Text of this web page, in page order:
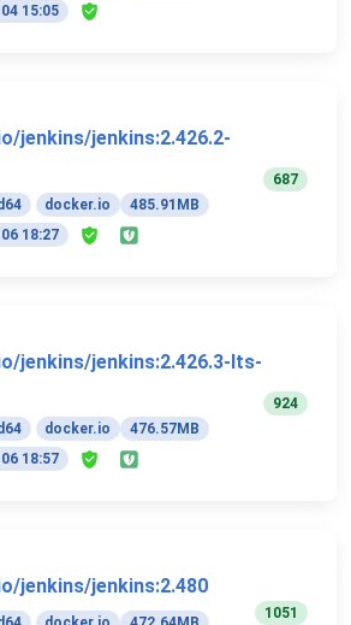
15:05
jenkins/jenkins:2.426.2-
docker.io
485.91MB
18:27
687
jenkins/jenkins:2.426.3-lts-
docker.io
476.57MB
18:57
924
jenkins/jenkins:2.480
1051